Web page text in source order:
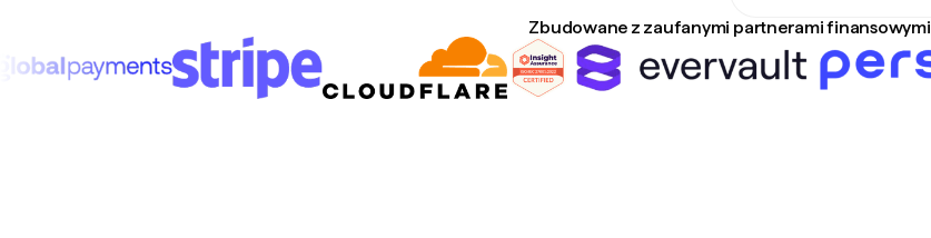
Zbudowane z zaufanymi partnerami finansowymi